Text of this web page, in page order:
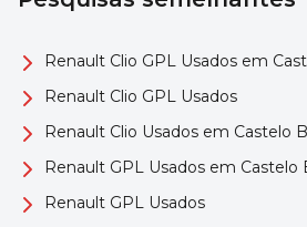
Renault Clio GPL Usados em
Renault Clio GPL Usados
Renault Clio Usados em Castelo
Renault GPL Usados em Castelo
Renault GPL Usados